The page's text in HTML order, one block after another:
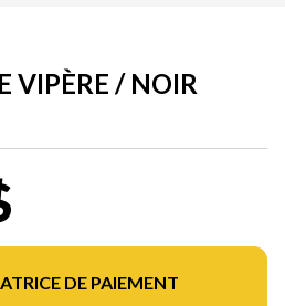
VIPÈRE / NOIR
DE PAIEMENT